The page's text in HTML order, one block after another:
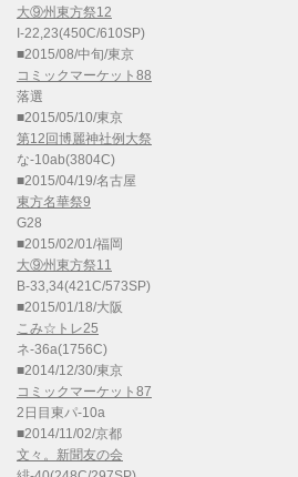
大⑨州東方祭12
I-22,23(450C/610SP)
■2015/08/中旬/東京
コミックマーケット88
落選
■2015/05/10/東京
第12回博麗神社例大祭
な-10ab(3804C)
■2015/04/19/名古屋
東方名華祭9
G28
■2015/02/01/福岡
大⑨州東方祭11
B-33,34(421C/573SP)
■2015/01/18/大阪
こみ☆トレ25
ネ-36a(1756C)
■2014/12/30/東京
コミックマーケット87
2日目東パ-10a
■2014/11/02/京都
文々。新聞友の会